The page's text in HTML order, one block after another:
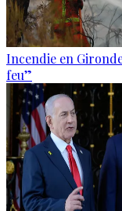
Incendie en
feu”